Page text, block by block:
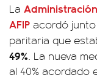
La
AFIP acordó junto
paritaria que
49%. La nueva
al 40% acordado